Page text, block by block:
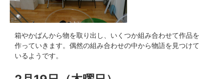
箱やかばんから物を取り出し、いくつか組み合わせて作品を
作っていきます。偶然の組み合わせの中から物語を見つけて
いるようです。